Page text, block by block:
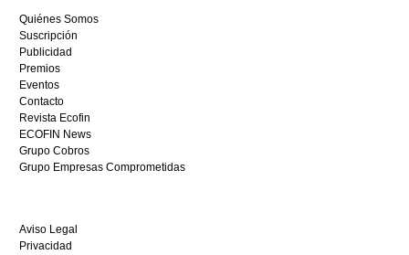
ganar
hoy
mismo.
Quiénes Somos
Suscripción
Publicidad
Premios
Eventos
Contacto
Revista Ecofin
ECOFIN News
Grupo Cobros
Grupo Empresas Comprometidas
Aviso Legal
Privacidad